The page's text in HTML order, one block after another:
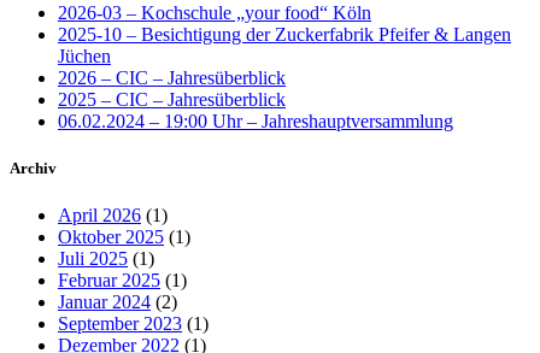
2026-03 – Kochschule „your food“ Köln
2025-10 – Besichtigung der Zuckerfabrik Pfeifer & Langen
Jüchen
2026 – CIC – Jahresüberblick
2025 – CIC – Jahresüberblick
06.02.2024 – 19:00 Uhr – Jahreshauptversammlung
Archiv
April 2026 (1)
Oktober 2025 (1)
Juli 2025 (1)
Februar 2025 (1)
Januar 2024 (2)
September 2023 (1)
Dezember 2022 (1)